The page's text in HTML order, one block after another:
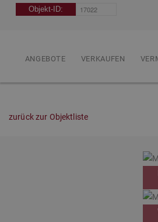
ANGEBOTE VERKAUFEN
zurück zur Objektliste